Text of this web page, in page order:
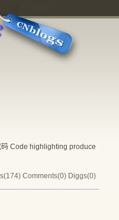
码 Code highlighting produce
Comments(0) Diggs(0)